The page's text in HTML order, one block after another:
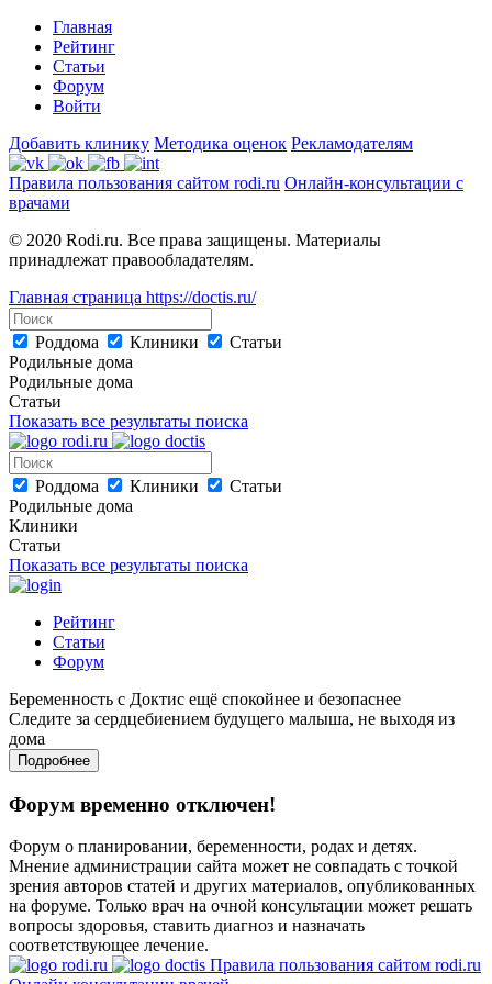
Главная
Рейтинг
Статьи
Форум
Войти
Добавить клинику Методика оценок Рекламодателям
Правила пользования сайтом rodi.ru Онлайн-консультации с
врачами
© 2020 Rodi.ru. Все права защищены. Материалы
принадлежат правообладателям.
Главная страница https://doctis.ru/
Роддома Клиники
Статьи
Родильные дома
Родильные дома
Статьи
Показать все результаты поиска
Роддома Клиники
Статьи
Родильные дома
Клиники
Статьи
Показать все результаты поиска
Рейтинг
Статьи
Форум
Беременность с Доктис ещё спокойнее и безопаснее
Следите за сердцебиением будущего малыша, не выходя из
дома
Подробнее
Форум временно отключен!
Форум о планировании, беременности, родах и детях.
Мнение администрации сайта может не совпадать с точкой
зрения авторов статей и других материалов, опубликованных
на форуме. Только врач на очной консультации может решать
вопросы здоровья, ставить диагноз и назначать
соответствующее лечение.
Правила пользования сайтом rodi.ru